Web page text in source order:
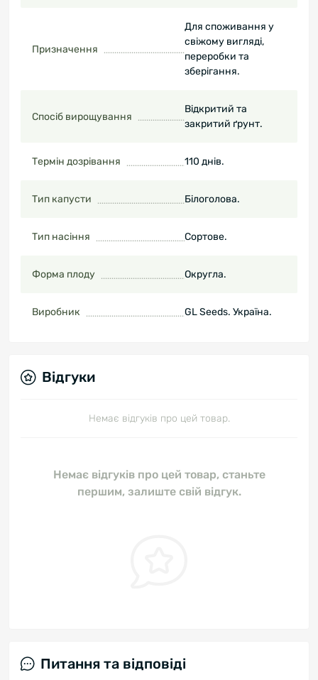
Призначення
Для споживання у
свіжому вигляді,
переробки та
зберігання.
Спосіб вирощування
Відкритий та
закритий ґрунт.
Термін дозрівання 110 днів.
Тип капусти Білоголова.
Тип насіння Сортове.
Форма плоду Округла.
Виробник GL Seeds. Україна.
Відгуки
Немає відгуків про цей товар.
Немає відгуків про цей товар, станьте
першим, залиште свій відгук.
Питання та відповіді